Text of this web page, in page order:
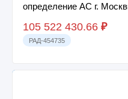
определение АС г.
105 522 430.66 ₽
РАД-454735